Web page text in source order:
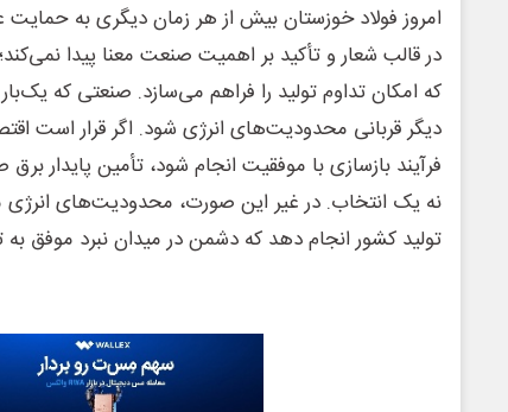
امروز فولاد خوزستان بیش از هر زمان دیگری به حمایت
در قالب شعار و تأکید بر اهمیت صنعت معنا پیدا
که امکان تداوم تولید را فراهم می‌سازد. صنعتی که
دیگر قربانی محدودیت‌های انرژی شود. اگر قرار است
فرآیند بازسازی با موفقیت انجام شود، تأمین پایدار
نه یک انتخاب. در غیر این صورت، محدودیت‌های انرژی
تولید کشور انجام دهد که دشمن در میدان نبرد موفق